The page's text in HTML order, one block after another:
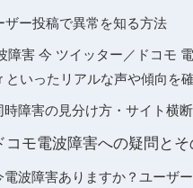
ザー投稿で異常を知る方法
障害 今 ツイッター／ドコモ
といったリアルな声や傾向を
時障害の見分け方・サイト横
コモ電波障害への疑問とそ
電波障害ありますか？ユーザ